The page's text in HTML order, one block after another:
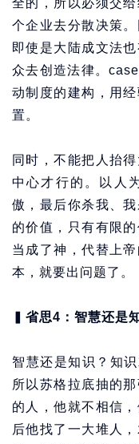
全的，所以必须交
个企业去分散决策
即使是大陆成文法
众去创造法律。
动制度的建构，用
置。
同时，不能把人抬
中心才行的。以人
傲，最后你杀我、
的价值，只有有限
当成了神，代替上
本，就要出问题了。
省思4：智慧还是
智慧还是知识？知
所以苏格拉底抽的
的人，他就不相信
后他找了一大堆人